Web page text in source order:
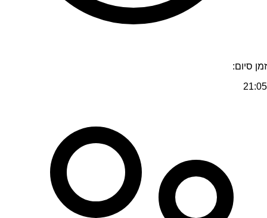
זמן סיום:
21:05